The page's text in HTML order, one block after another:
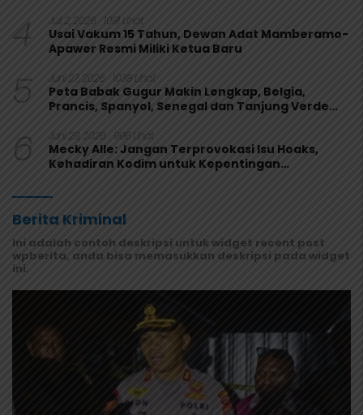
4 Juli 2, 2026 1091 Lihat
Usai Vakum 15 Tahun, Dewan Adat Mamberamo-
Apawer Resmi Miliki Ketua Baru
5 Juni 27, 2026 1038 Lihat
Peta Babak Gugur Makin Lengkap, Belgia,
Prancis, Spanyol, Senegal dan Tanjung Verde
6 Juni 29, 2026 996 Lihat
Mecky Alle: Jangan Terprovokasi Isu Hoaks,
Kehadiran Kodim untuk Kepentingan
Berita Kriminal
Ini adalah contoh deskripsi untuk widget recent post
wpberita, anda bisa memasukkan deskripsi pada widget
ini.